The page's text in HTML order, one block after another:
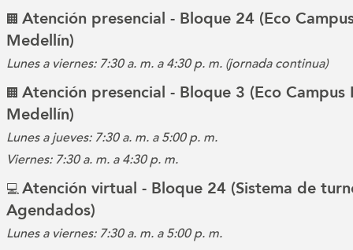
🏢 Atención presencial - Bloque 24 (Eco
Medellín)
Lunes a viernes: 7:30 a. m. a 4:30 p. m. (jornada continua)
🏢 Atención presencial - Bloque 3 (Eco Campus
Medellín)
Lunes a jueves: 7:30 a. m. a 5:00 p. m.
Viernes: 7:30 a. m. a 4:30 p. m.
💻Atención virtual - Bloque 24 (Sistema de
Agendados)
Lunes a viernes: 7:30 a. m. a 5:00 p. m.